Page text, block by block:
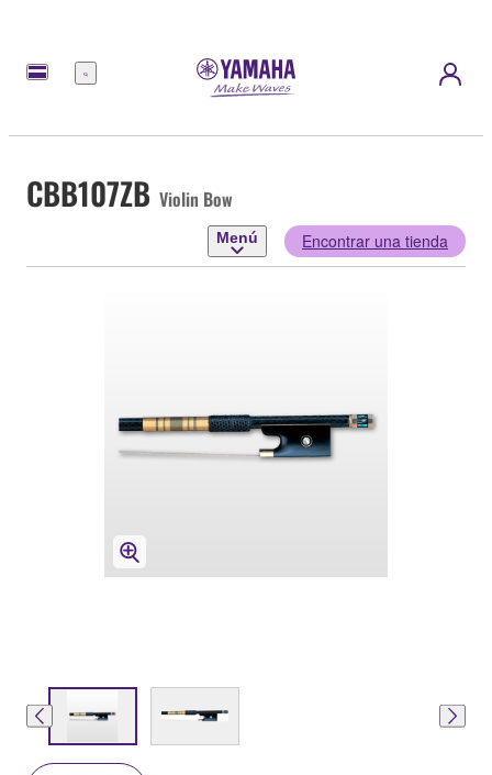
Menú
CBB107ZB Violin Bow
Menú Encontrar una tienda